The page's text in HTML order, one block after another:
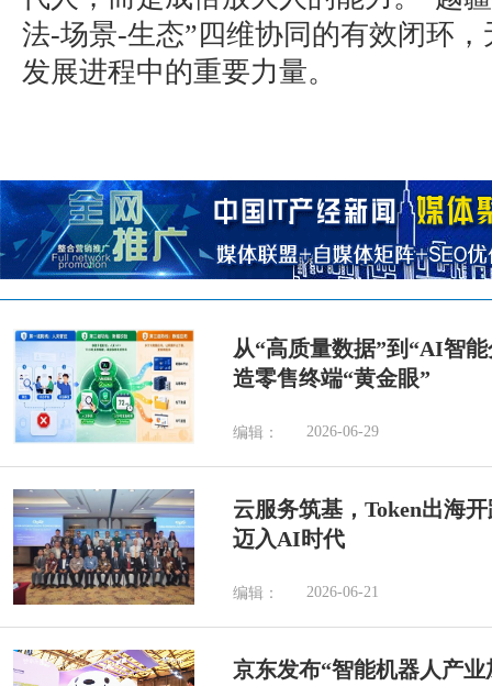
法-场景-生态”四维协同的有效闭环
发展进程中的重要力量。
从“高质量数据”到“AI智
造零售终端“黄金眼”
编辑： 2026-06-29
云服务筑基，Token出海
迈入AI时代
编辑： 2026-06-21
京东发布“智能机器人产